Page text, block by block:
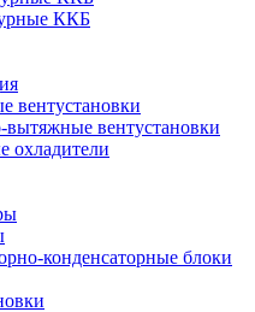
ККБ
вентустановки
вентустановки
охладители
конденсаторные блоки